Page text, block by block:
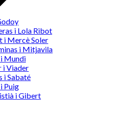
i Lola Ribot
i Mercè Soler
i Mitjavila
Mundi
i Viader
i Sabaté
Puig
i Gibert